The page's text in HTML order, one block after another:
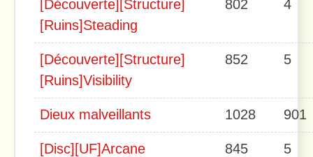
[Découverte][Structure]
[Ruins]Steading
802 4
[Découverte][Structure]
[Ruins]Visibility
852 5
Dieux malveillants 1028 901
[Disc][UF]Arcane 845 5